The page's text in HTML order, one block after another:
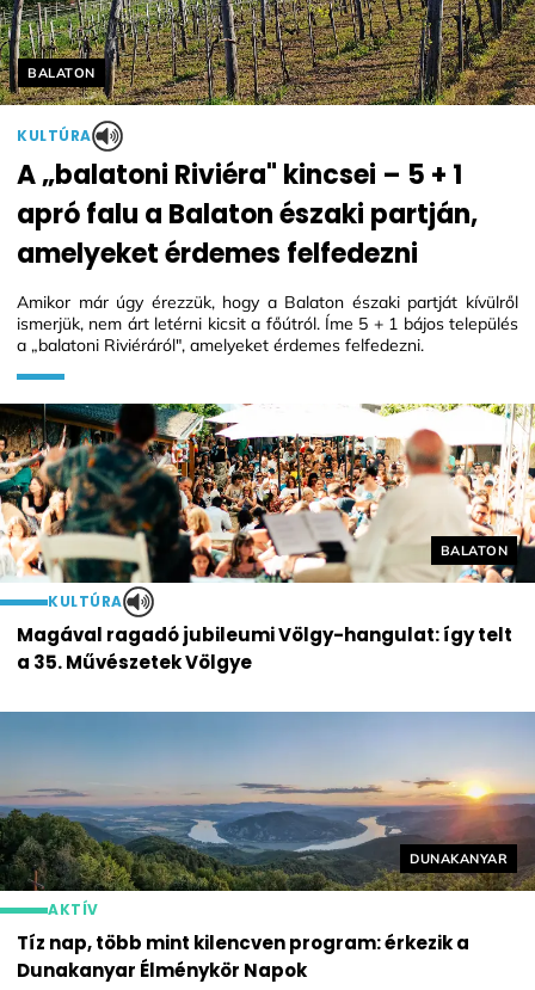
Helyszín
BALATON
KULTÚRA
Magával ragadó jubileumi Völgy-hangulat: így telt
a 35. Művészetek Völgye
Helyszín címkék:
BALATON
KULTÚRA
A „balatoni Riviéra" kincsei – 5 + 1
apró falu a Balaton északi partján,
amelyeket érdemes felfedezni
Amikor már úgy érezzük, hogy a Balaton északi partját kívülről
ismerjük, nem árt letérni kicsit a főútról. Íme 5 + 1 bájos település
a „balatoni Riviéráról", amelyeket érdemes felfedezni.
Helyszín
DUNAKANYAR
AKTÍV
Tíz nap, több mint kilencven program: érkezik a
Dunakanyar Élménykör Napok